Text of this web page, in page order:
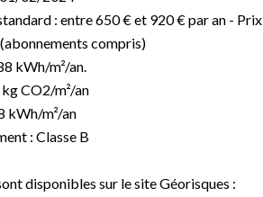
: entre 650 € et 920 € par an - Prix
compris)
kWh/m²/an.
CO2/m²/an
kWh/m²/an
: Classe B
disponibles sur le site Géorisques :